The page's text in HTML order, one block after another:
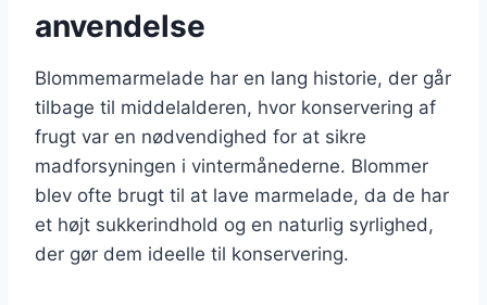
anvendelse
Blommemarmelade har en lang historie, der går
tilbage til middelalderen, hvor konservering af
frugt var en nødvendighed for at sikre
madforsyningen i vintermånederne. Blommer
blev ofte brugt til at lave marmelade, da de har
et højt sukkerindhold og en naturlig syrlighed,
der gør dem ideelle til konservering.